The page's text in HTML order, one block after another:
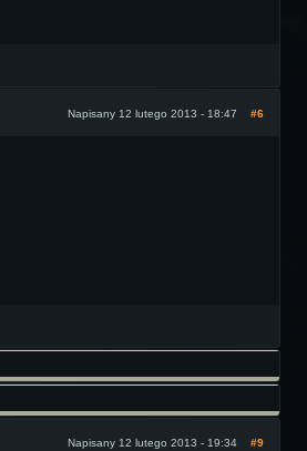
Napisany 12 lutego 2013 - 18:47 #6
Napisany 12 lutego 2013 - 19:34 #9